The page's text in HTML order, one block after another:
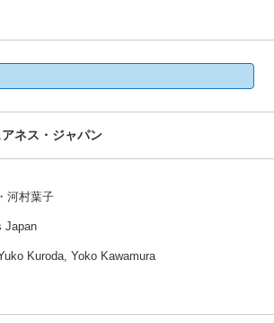
ネス・ジャパン
河村葉子
Japan
Kuroda, Yoko Kawamura